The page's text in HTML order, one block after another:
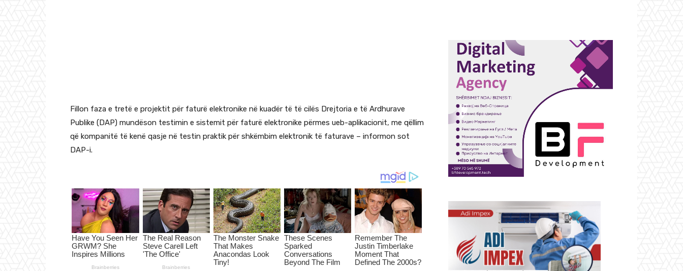
Fillon faza e tretë e projektit për faturë elektronike në kuadër të të cilës Drejtoria e të Ardhurave
Publike (DAP) mundëson testimin e sistemit për faturë elektronike përmes ueb-aplikacionit, me qëllim
që kompanitë të kenë qasje në testin praktik për shkëmbim elektronik të faturave – informon sot
DAP-i.